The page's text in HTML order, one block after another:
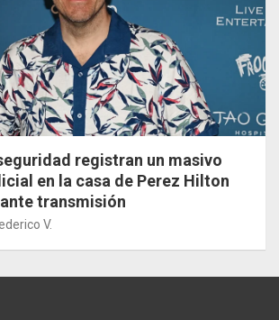
registran un masivo
en la casa de Perez Hilton
transmisión
V.